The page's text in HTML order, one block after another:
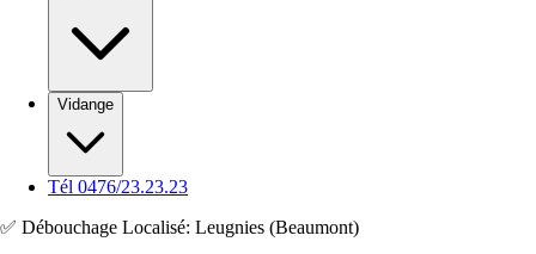
Vidange
Tél 0476/23.23.23
✅ Débouchage Localisé: Leugnies (Beaumont)